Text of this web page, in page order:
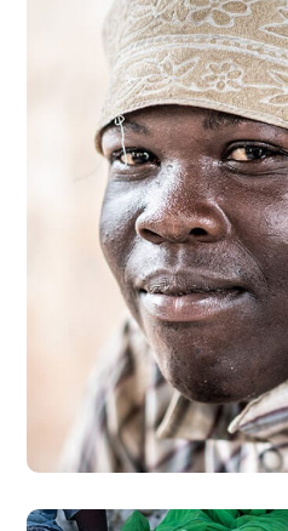
Dads in Africa
#AFRICA